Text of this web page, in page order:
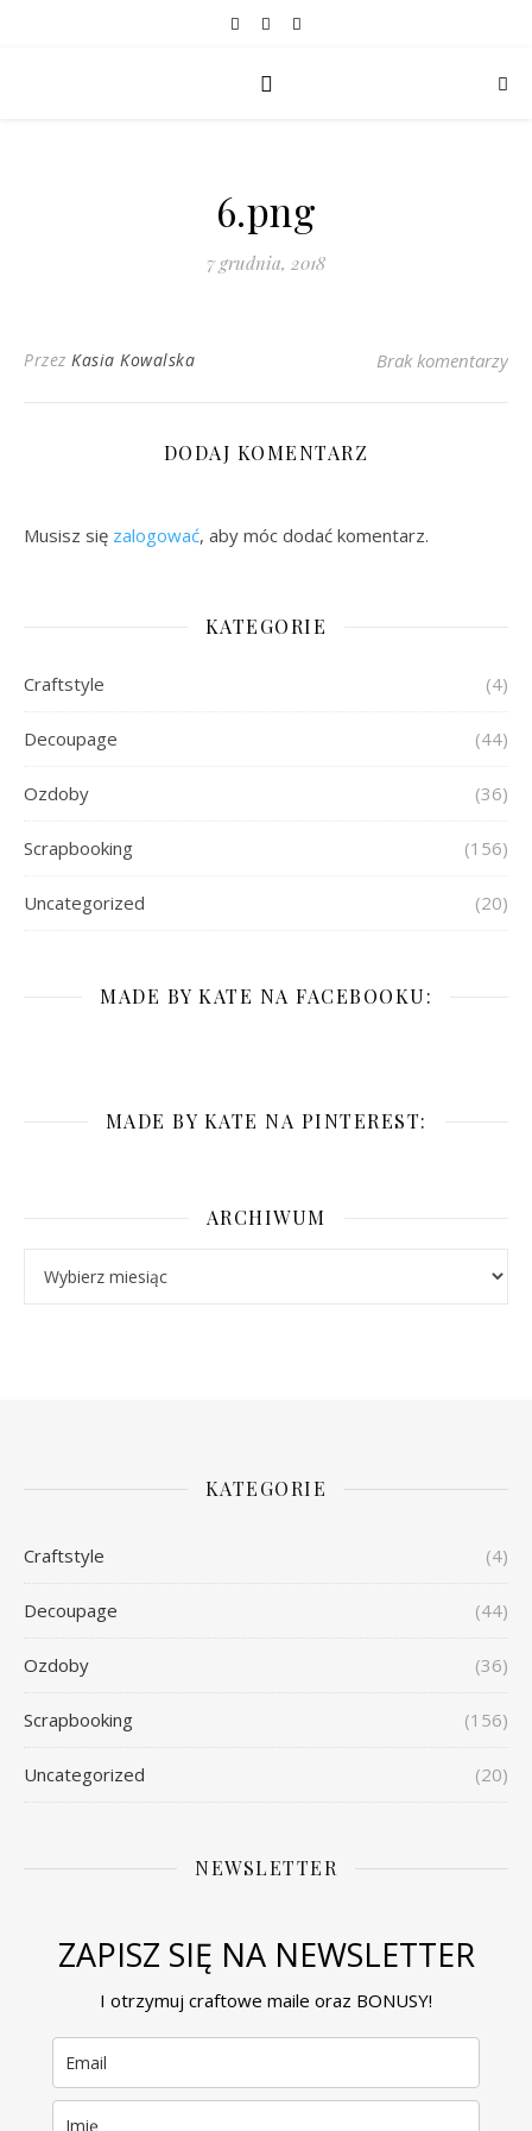
6.png
7 grudnia, 2018
Przez Kasia Kowalska Brak komentarzy
DODAJ KOMENTARZ
Musisz się zalogować, aby móc dodać komentarz.
KATEGORIE
Craftstyle (4)
Decoupage (44)
Ozdoby (36)
Scrapbooking (156)
Uncategorized (20)
MADE BY KATE NA FACEBOOKU:
MADE BY KATE NA PINTEREST:
ARCHIWUM
KATEGORIE
Craftstyle (4)
Decoupage (44)
Ozdoby (36)
Scrapbooking (156)
Uncategorized (20)
NEWSLETTER
ZAPISZ SIĘ NA NEWSLETTER
I otrzymuj craftowe maile oraz BONUSY!